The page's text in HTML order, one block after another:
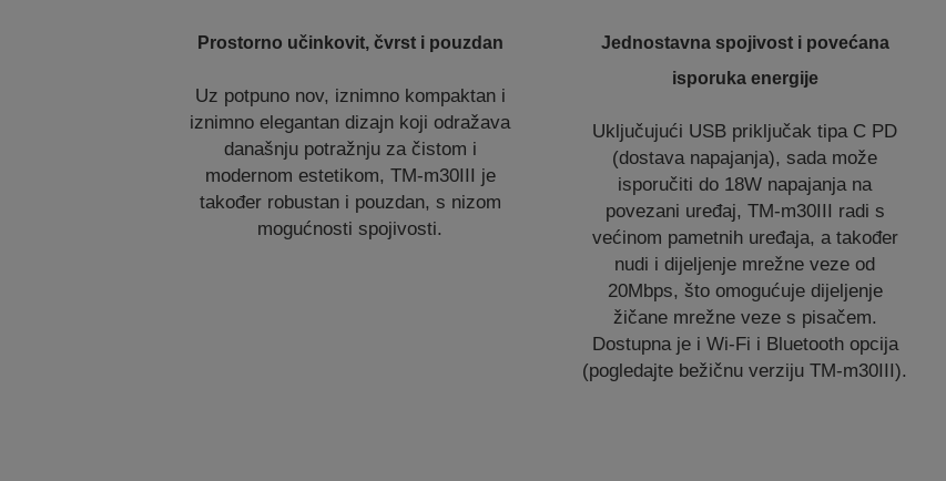
Prostorno učinkovit, čvrst i pouzdan
Uz potpuno nov, iznimno kompaktan i
iznimno elegantan dizajn koji odražava
današnju potražnju za čistom i
modernom estetikom, TM-m30III je
također robustan i pouzdan, s nizom
mogućnosti spojivosti.
Jednostavna spojivost i povećana
isporuka energije
Uključujući USB priključak tipa C PD
(dostava napajanja), sada može
isporučiti do 18W napajanja na
povezani uređaj, TM-m30III radi s
većinom pametnih uređaja, a također
nudi i dijeljenje mrežne veze od
20Mbps, što omogućuje dijeljenje
žičane mrežne veze s pisačem.
Dostupna je i Wi-Fi i Bluetooth opcija
(pogledajte bežičnu verziju TM-m30III).